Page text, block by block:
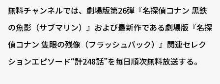
無料チャンネルでは、劇場版第26弾『名探偵コナン 黒鉄
の魚影（サブマリン）』および最新作である劇場版『名探
偵コナン 隻眼の残像（フラッシュバック）』関連セレク
ションエピソード“計248話”を毎日順次無料放送する。